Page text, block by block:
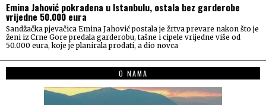
Emina Jahović pokradena u Istanbulu, ostala bez garderobe
vrijedne 50.000 eura
Sandžačka pjevačica Emina Jahović postala je žrtva prevare nakon što je
ženi iz Crne Gore predala garderobu, tašne i cipele vrijedne više od
50.000 eura, koje je planirala prodati, a dio novca
O NAMA